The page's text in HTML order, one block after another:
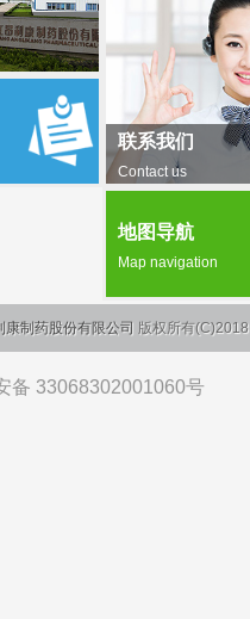
联系我们
Contact us
地图导航
Map navigation
康制药股份有限公司 版权所有(C)2018
备 33068302001060号